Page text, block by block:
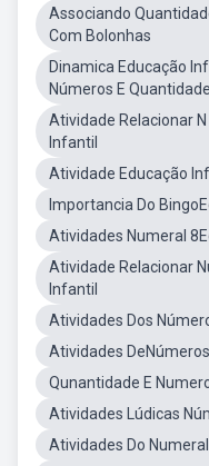
Associando
Com Bolonhas
Dinamica Educação
Números E Quantidade
Atividade Relacionar
Infantil
Atividade Educação
Importancia Do
Atividades Numeral
Atividade Relacionar
Infantil
Atividades Dos
Atividades
Qunantidade E
Atividades Lúdicas
Atividades Do